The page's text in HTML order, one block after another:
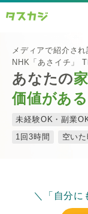
メディアで紹介され
NHK「あさイチ」
あなたの
価値がある
未経験OK・副業
1回3時間
空いた
＼「自分